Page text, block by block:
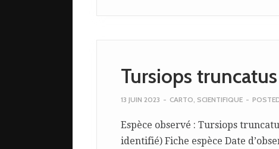
Tursiops
13 JUIN 2023 - CARTO, SCIENTIFIQUE -
Espèce observé : Tursiops
identifié) Fiche espèce Date